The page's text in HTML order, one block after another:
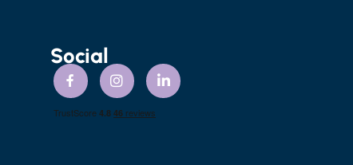
Social